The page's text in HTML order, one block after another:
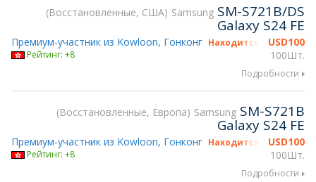
Восстановленные, США Samsung SM-S721B/DS
Galaxy S24 FE
USD100
100Шт.
Премиум-участник из Kowloon, Гонконг Находится на gsmX
Рейтинг: +8
Подробности
Восстановленные, Европа Samsung SM-S721B
Galaxy S24 FE
USD100
100Шт.
Премиум-участник из Kowloon, Гонконг Находится на gsmX
Рейтинг: +8
Подробности